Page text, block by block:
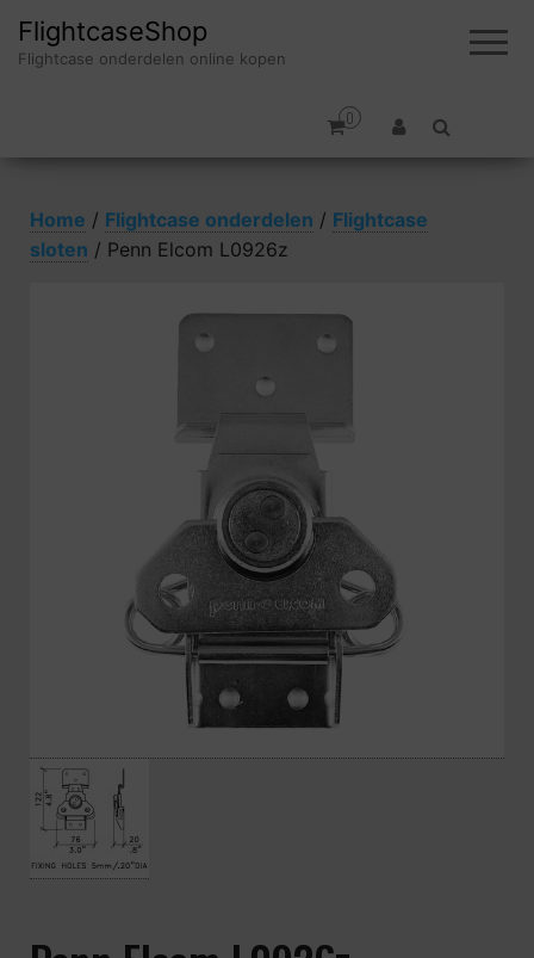
FlightcaseShop
Flightcase onderdelen online kopen
0
Home / Flightcase onderdelen / Flightcase
sloten / Penn Elcom L0926z